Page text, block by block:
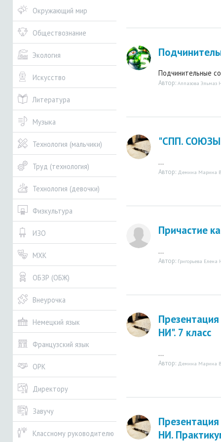
Окружающий мир
Обществознание
Экология
Искусство
Литература
Музыка
Технология (мальчики)
Труд (технология)
Технология (девочки)
Физкультура
ИЗО
МХК
ОБЗР (ОБЖ)
Внеурочка
Немецкий язык
Французский язык
ОРК
Директору
Завучу
Классному руководителю
Подчинительные
Автор: Аппазова Эльмаз
"СПП. СОЮЗЫ
...
Автор: Демина Марина
Причастие
...
Автор: Григорьева Елена
НИ". 7 класс
...
Автор: Демина Марина
НИ.